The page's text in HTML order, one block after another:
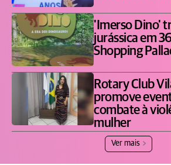
'Imerso Dino'
jurássica em
Shopping
Rotary Club
promove
combate à
mulher
Ver mais